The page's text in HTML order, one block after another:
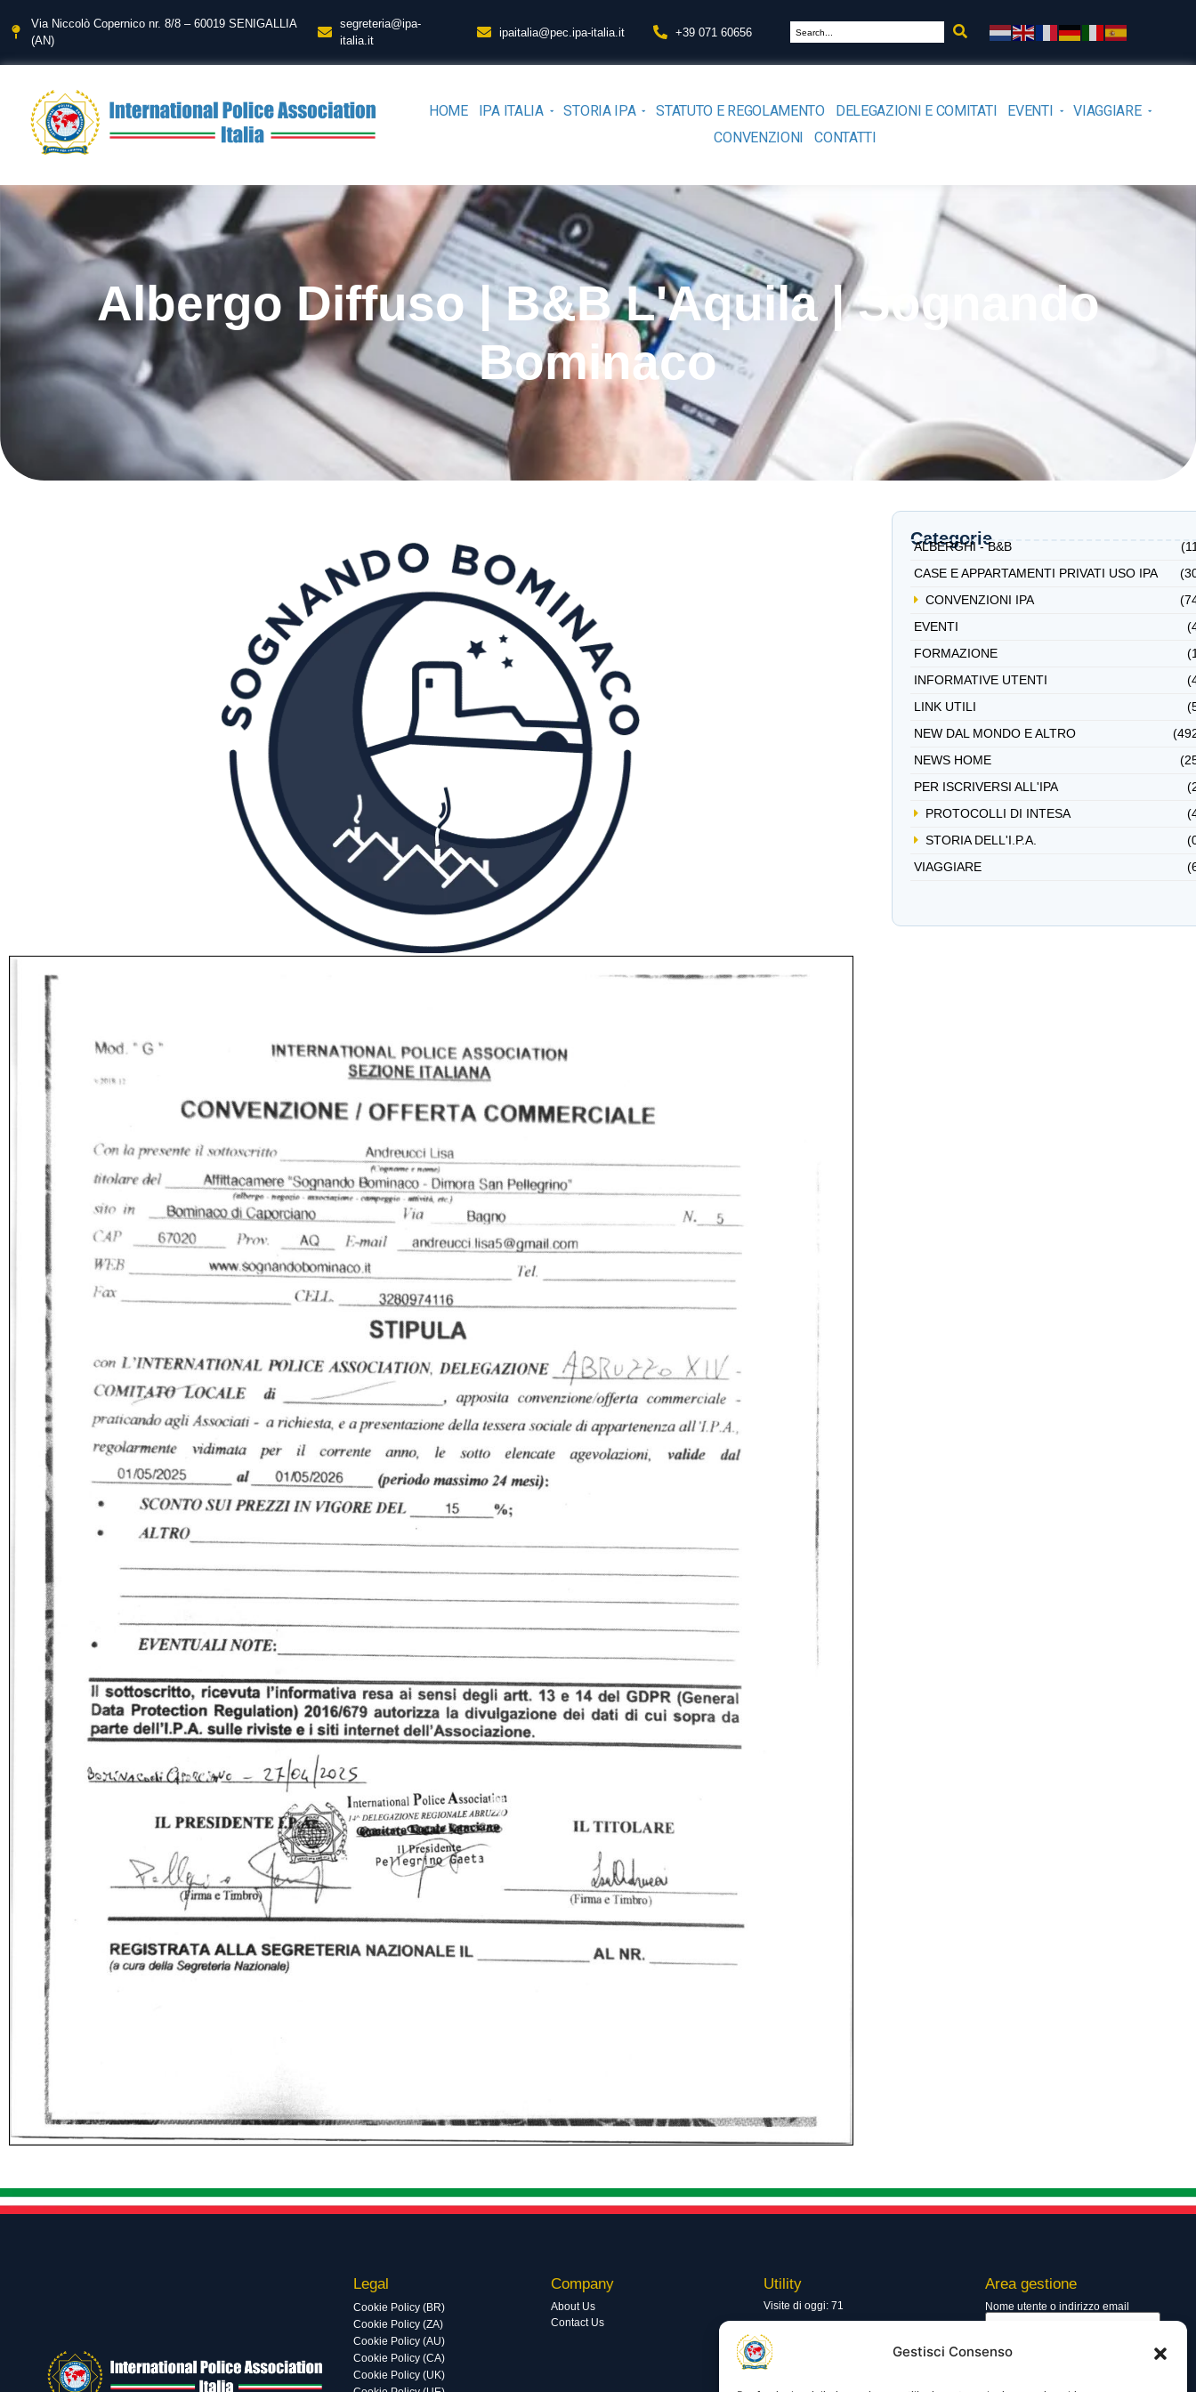
Gestisci Consenso
Via Niccolò Copernico nr. 8/8 – 60019 SENIGALLIA
(AN)
segreteria@ipa-
italia.it
ipaitalia@pec.ipa-italia.it +39 071 60656
HOME IPA ITALIA STORIA IPA STATUTO E REGOLAMENTO DELEGAZIONI E COMITATI EVENTI
VIAGGIARE
CONVENZIONI
CONTATTI
Albergo Diffuso | B&B L'Aquila | Sognando
Bominaco
Categorie
ALBERGHI - B&B
CASE E APPARTAMENTI PRIVATI USO IPA
CONVENZIONI IPA
EVENTI
FORMAZIONE
INFORMATIVE UTENTI
LINK UTILI
NEW DAL MONDO E ALTRO
NEWS HOME
PER ISCRIVERSI ALL'IPA
PROTOCOLLI DI INTESA
STORIA DELL'I.P.A.
VIAGGIARE
Legal
Cookie Policy (BR)
Cookie Policy (ZA)
Cookie Policy (AU)
Cookie Policy (CA)
Cookie Policy (UK)
Company
About Us
Contact Us
Utility
Visite di oggi: 71
Visite totali: 13736
Area gestione
Nome utente o indirizzo email